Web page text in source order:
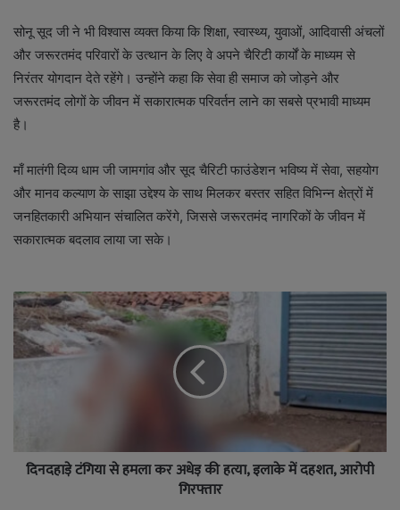
सोनू सूद जी ने भी विश्वास व्यक्त किया कि शिक्षा, स्वास्थ्य, युवाओं, आदिवासी अंचलों
और जरूरतमंद परिवारों के उत्थान के लिए वे अपने चैरिटी कार्यों के माध्यम से
निरंतर योगदान देते रहेंगे। उन्होंने कहा कि सेवा ही समाज को जोड़ने और
जरूरतमंद लोगों के जीवन में सकारात्मक परिवर्तन लाने का सबसे प्रभावी माध्यम
है।
माँ मातंगी दिव्य धाम जी जामगांव और सूद चैरिटी फाउंडेशन भविष्य में सेवा, सहयोग
और मानव कल्याण के साझा उद्देश्य के साथ मिलकर बस्तर सहित विभिन्न क्षेत्रों में
जनहितकारी अभियान संचालित करेंगे, जिससे जरूरतमंद नागरिकों के जीवन में
सकारात्मक बदलाव लाया जा सके।
दिनदहाड़े टंगिया से हमला कर अधेड़ की हत्या, इलाके में दहशत, आरोपी
गिरफ्तार